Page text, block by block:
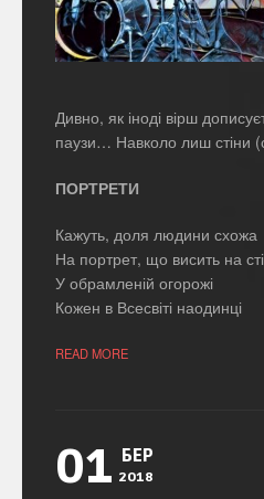
Дивно, як іноді вірш
паузи… Навколо лиш стіни
ПОРТРЕТИ
Кажуть, доля людини схожа
На портрет, що висить на
У обрамленій огорожі
Кожен в Всесвіті наодинці
READ MORE
01 БЕР
2018